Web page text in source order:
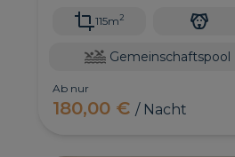
115m2
Gemeinschaftspool
Ab nur
180,00 €/ Nacht